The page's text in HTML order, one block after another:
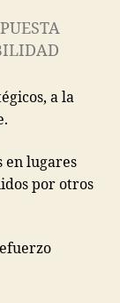
a la
en lugares
por otros